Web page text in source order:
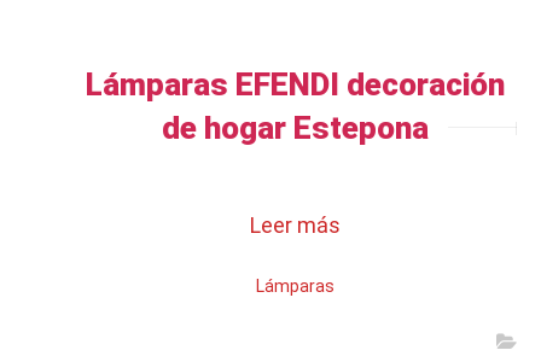
Lámparas EFENDI decoración
de hogar Estepona
Leer más
Lámparas